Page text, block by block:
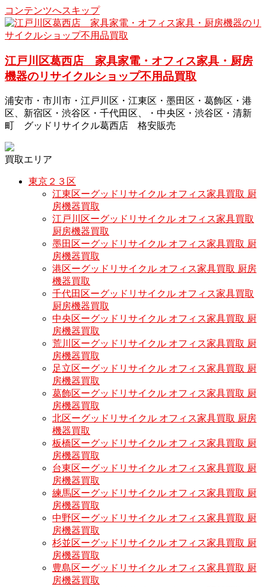
コンテンツへスキップ
江戸川区葛西店 家具家電・オフィス家具・厨房
機器のリサイクルショップ不用品買取
浦安市・市川市・江戸川区・江東区・墨田区・葛飾区・港
区、新宿区・渋谷区・千代田区、・中央区・渋谷区・清新
町 グッドリサイクル葛西店 格安販売
買取エリア
東京２３区
江東区ーグッドリサイクル オフィス家具買取 厨
房機器買取
江戸川区ーグッドリサイクル オフィス家具買取
厨房機器買取
墨田区ーグッドリサイクル オフィス家具買取 厨
房機器買取
港区ーグッドリサイクル オフィス家具買取 厨房
機器買取
千代田区ーグッドリサイクル オフィス家具買取
厨房機器買取
中央区ーグッドリサイクル オフィス家具買取 厨
房機器買取
荒川区ーグッドリサイクル オフィス家具買取 厨
房機器買取
足立区ーグッドリサイクル オフィス家具買取 厨
房機器買取
葛飾区ーグッドリサイクル オフィス家具買取 厨
房機器買取
北区ーグッドリサイクル オフィス家具買取 厨房
機器買取
板橋区ーグッドリサイクル オフィス家具買取 厨
房機器買取
台東区ーグッドリサイクル オフィス家具買取 厨
房機器買取
練馬区ーグッドリサイクル オフィス家具買取 厨
房機器買取
中野区ーグッドリサイクル オフィス家具買取 厨
房機器買取
杉並区ーグッドリサイクル オフィス家具買取 厨
房機器買取
豊島区ーグッドリサイクル オフィス家具買取 厨
房機器買取